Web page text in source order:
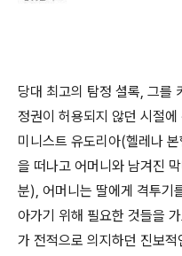
당대 최고의 탐정 셜록, 그를
정권이 허용되지 않던 시절
미니스트 유도리아(헬레나
을 떠나고 어머니와 남겨진
분), 어머니는 딸에게 격투기
아가기 위해 필요한 것들을
가 전적으로 의지하던 진보